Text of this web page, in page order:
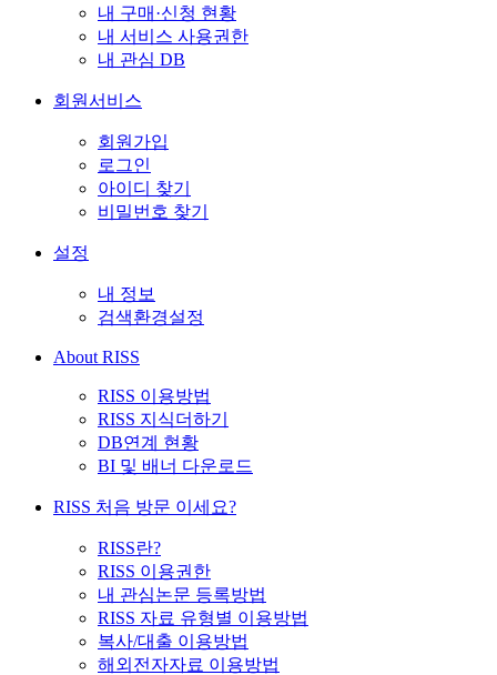
내 구매·신청 현황
내 서비스 사용권한
내 관심 DB
회원서비스
회원가입
로그인
아이디 찾기
비밀번호 찾기
설정
내 정보
검색환경설정
About RISS
RISS 이용방법
RISS 지식더하기
DB연계 현황
BI 및 배너 다운로드
RISS 처음 방문 이세요?
RISS란?
RISS 이용권한
내 관심논문 등록방법
RISS 자료 유형별 이용방법
복사/대출 이용방법
해외전자자료 이용방법